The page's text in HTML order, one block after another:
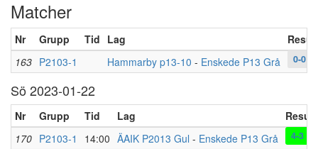
Matcher
Nr Grupp Tid Lag
163 P2103-1 Hammarby p13-10 - Enskede P13 Grå 0-0
Sö 2023-01-22
Nr Grupp Tid Lag
170 P2103-1 14:00 ÄAIK P2013 Gul - Enskede P13 Grå 4-3